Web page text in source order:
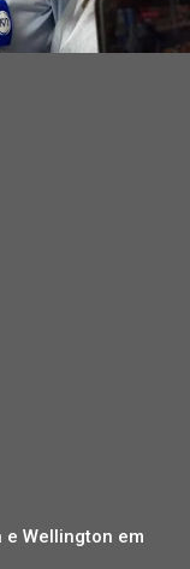
Wellington em